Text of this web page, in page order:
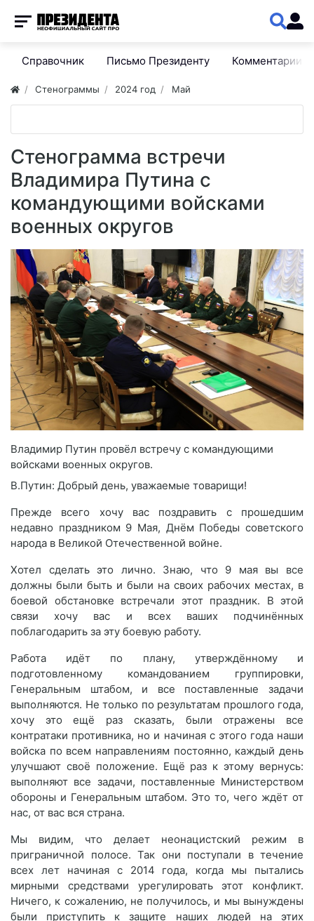
Справочник Письмо Президенту Комментарии
Стенограммы 2024 год Май
Стенограмма встречи
Владимира Путина с
командующими войсками
военных округов
Владимир Путин провёл встречу с командующими
войсками военных округов.
В.Путин: Добрый день, уважаемые товарищи!
Прежде всего хочу вас поздравить с прошедшим
недавно праздником 9 Мая, Днём Победы советского
народа в Великой Отечественной войне.
Хотел сделать это лично. Знаю, что 9 мая вы все
должны были быть и были на своих рабочих местах, в
боевой обстановке встречали этот праздник. В этой
связи хочу вас и всех ваших подчинённых
поблагодарить за эту боевую работу.
Работа идёт по плану, утверждённому и
подготовленному командованием группировки,
Генеральным штабом, и все поставленные задачи
выполняются. Не только по результатам прошлого года,
хочу это ещё раз сказать, были отражены все
контратаки противника, но и начиная с этого года наши
войска по всем направлениям постоянно, каждый день
улучшают своё положение. Ещё раз к этому вернусь:
выполняют все задачи, поставленные Министерством
обороны и Генеральным штабом. Это то, чего ждёт от
нас, от вас вся страна.
Мы видим, что делает неонацистский режим в
приграничной полосе. Так они поступали в течение
всех лет начиная с 2014 года, когда мы пытались
мирными средствами урегулировать этот конфликт.
Ничего, к сожалению, не получилось, и мы вынуждены
были приступить к защите наших людей на этих